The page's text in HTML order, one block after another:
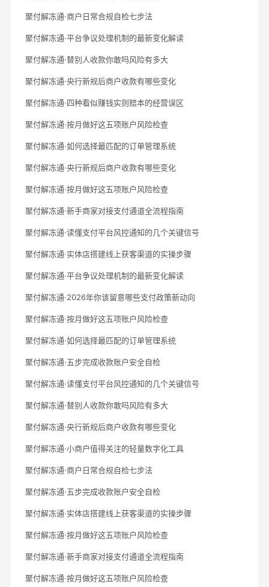
聚付解冻通·商户日常合规自检七步法
聚付解冻通·平台争议处理机制的最新变化解读
聚付解冻通·替别人收款你敢吗风险有多大
聚付解冻通·央行新规后商户收款有哪些变化
聚付解冻通·四种看似赚钱实则赔本的经营误区
聚付解冻通·按月做好这五项账户风险检查
聚付解冻通·如何选择最匹配的订单管理系统
聚付解冻通·央行新规后商户收款有哪些变化
聚付解冻通·按月做好这五项账户风险检查
聚付解冻通·新手商家对接支付通道全流程指南
聚付解冻通·读懂支付平台风控通知的几个关键信号
聚付解冻通·实体店搭建线上获客渠道的实操步骤
聚付解冻通·平台争议处理机制的最新变化解读
聚付解冻通·2026年你该留意哪些支付政策新动向
聚付解冻通·按月做好这五项账户风险检查
聚付解冻通·如何选择最匹配的订单管理系统
聚付解冻通·五步完成收款账户安全自检
聚付解冻通·读懂支付平台风控通知的几个关键信号
聚付解冻通·替别人收款你敢吗风险有多大
聚付解冻通·央行新规后商户收款有哪些变化
聚付解冻通·小商户值得关注的轻量数字化工具
聚付解冻通·商户日常合规自检七步法
聚付解冻通·五步完成收款账户安全自检
聚付解冻通·实体店搭建线上获客渠道的实操步骤
聚付解冻通·按月做好这五项账户风险检查
聚付解冻通·新手商家对接支付通道全流程指南
聚付解冻通·按月做好这五项账户风险检查